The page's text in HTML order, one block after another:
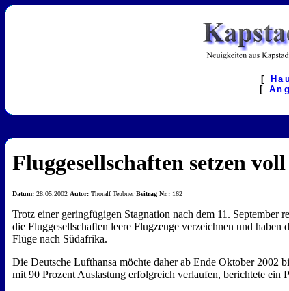
[
[
Fluggesellschaften setzen
Datum: 28.05.2002 Autor: Thoralf TeubnerBeitrag Nr.: 162
Trotz einer geringfügigen Stagnation nach dem 11.
die Fluggesellschaften leere Flugzeuge verzeichnen und
Flüge nach Südafrika.
Die Deutsche Lufthansa möchte daher ab Ende Oktober 2002
mit 90 Prozent Auslastung erfolgreich verlaufen, berichtete ein